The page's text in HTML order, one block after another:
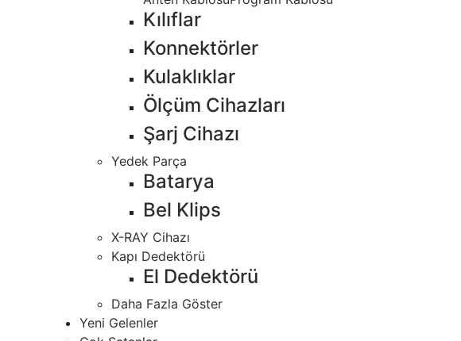
Kılıflar
Konnektörler
Kulaklıklar
Ölçüm Cihazları
Şarj Cihazı
Yedek Parça
Batarya
Bel Klips
X-RAY Cihazı
Kapı Dedektörü
El Dedektörü
Daha Fazla Göster
Yeni Gelenler